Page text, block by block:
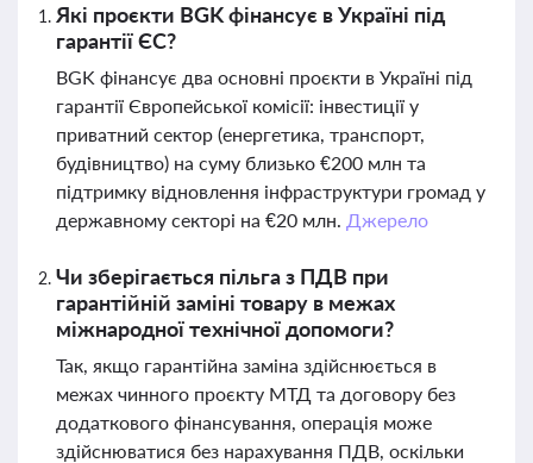
Які проєкти BGK фінансує в Україні під
гарантії ЄС?
BGK фінансує два основні проєкти в Україні під
гарантії Європейської комісії: інвестиції у
приватний сектор (енергетика, транспорт,
будівництво) на суму близько €200 млн та
підтримку відновлення інфраструктури громад у
державному секторі на €20 млн. Джерело
Чи зберігається пільга з ПДВ при
гарантійній заміні товару в межах
міжнародної технічної допомоги?
Так, якщо гарантійна заміна здійснюється в
межах чинного проєкту МТД та договору без
додаткового фінансування, операція може
здійснюватися без нарахування ПДВ, оскільки